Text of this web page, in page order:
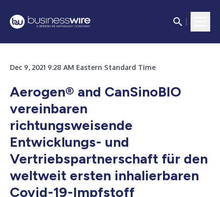
Dec 9, 2021 9:28 AM Eastern Standard Time
Aerogen® and CanSinoBIO
vereinbaren
richtungsweisende
Entwicklungs- und
Vertriebspartnerschaft für den
weltweit ersten inhalierbaren
Covid-19-Impfstoff